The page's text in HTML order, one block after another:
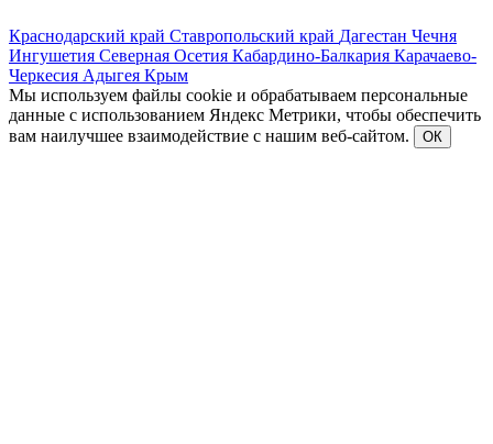
Краснодарский край Ставропольский край Дагестан Чечня
Ингушетия Северная Осетия Кабардино-Балкария Карачаево-
Черкесия Адыгея Крым
Мы используем файлы cookie и обрабатываем персональные
данные с использованием Яндекс Метрики, чтобы обеспечить
вам наилучшее взаимодействие с нашим веб-сайтом.
ОК